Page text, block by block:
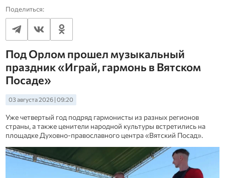
Поделиться:
Под Орлом прошел музыкальный
праздник «Играй, гармонь в Вятском
Посаде»
03 августа 2026 | 09:20
Уже четвертый год подряд гармонисты из разных регионов
страны, а также ценители народной культуры встретились на
площадке Духовно-православного центра «Вятский Посад».